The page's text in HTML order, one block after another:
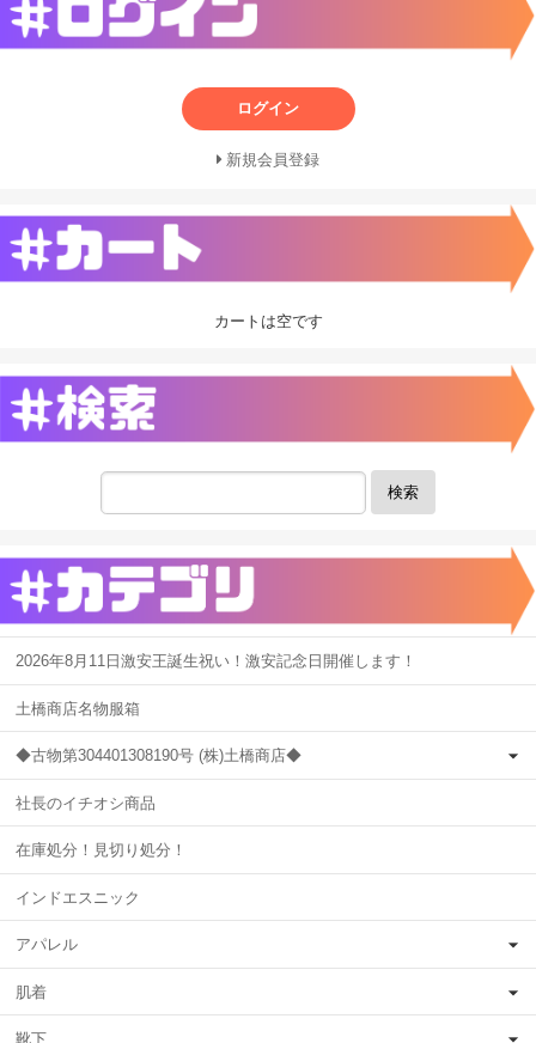
ログイン
新規会員登録
カートは空です
検索
2026年8月11日激安王誕生祝い！激安記念日開催します！
土橋商店名物服箱
◆古物第304401308190号 (株)土橋商店◆
社長のイチオシ商品
在庫処分！見切り処分！
インドエスニック
アパレル
肌着
靴下